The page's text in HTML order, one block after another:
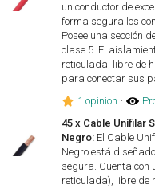
un conductor de
forma segura los
Posee una sección
clase 5. El
reticulada, libre de
para conectar sus
1 opinion ·
45 x Cable Unifilar
Negro: El Cable
Negro está
segura. Cuenta con
reticulada), libre de